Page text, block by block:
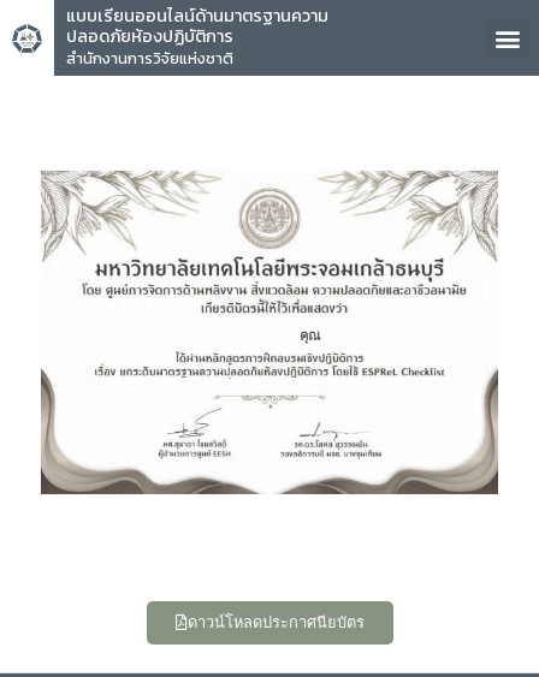
แบบเรียนออนไลน์ด้านมาตรฐานความ
ปลอดภัยห้องปฏิบัติการ
สำนักงานการวิจัยแห่งชาติ
คุณ
ดาวน์โหลดประกาศนียบัตร